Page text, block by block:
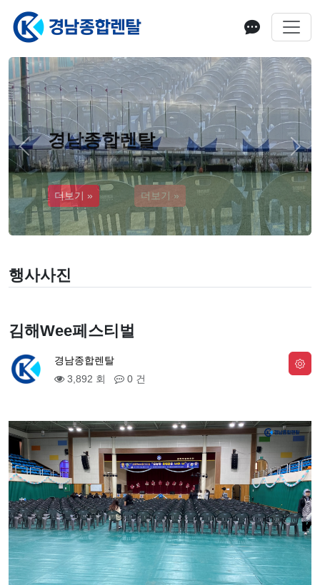
경남종합렌탈
더보기 »
Previous Next
행사사진
김해Wee페스티벌
경남종합렌탈
3,892 회
0 건